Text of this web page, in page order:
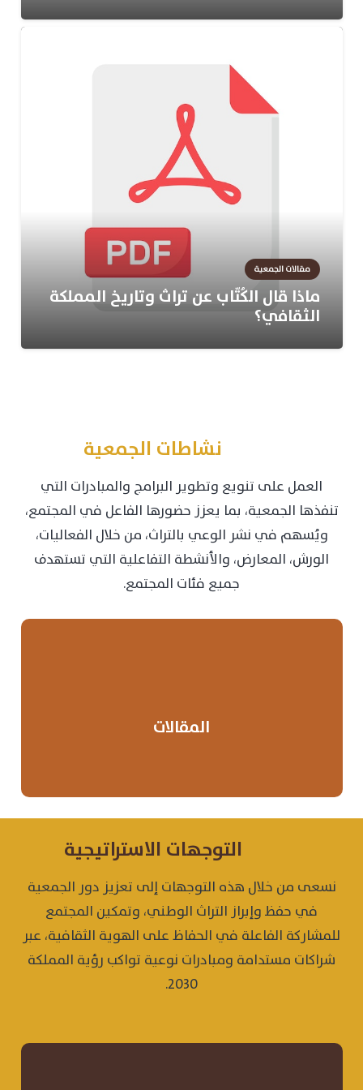
مقالات الجمعية
ماذا قال الكُتّاب عن تراث وتاريخ المملكة
الثقافي؟
نشاطات الجمعية
العمل على تنويع وتطوير البرامج والمبادرات التي
تنفذها الجمعية، بما يعزز حضورها الفاعل في المجتمع،
ويُسهم في نشر الوعي بالتراث، من خلال الفعاليات،
الورش، المعارض، والأنشطة التفاعلية التي تستهدف
جميع فئات المجتمع.
المقالات
التوجهات الاستراتيجية
نسعى من خلال هذه التوجهات إلى تعزيز دور الجمعية
في حفظ وإبراز التراث الوطني، وتمكين المجتمع
للمشاركة الفاعلة في الحفاظ على الهوية الثقافية، عبر
شراكات مستدامة ومبادرات نوعية تواكب رؤية المملكة
2030.